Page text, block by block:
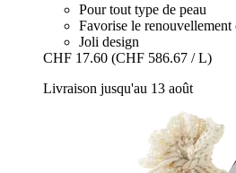
Pour tout type de peau
Favorise le renouvellement
Joli design
CHF 17.60 (CHF 586.67 / L)
Livraison jusqu'au 13 août